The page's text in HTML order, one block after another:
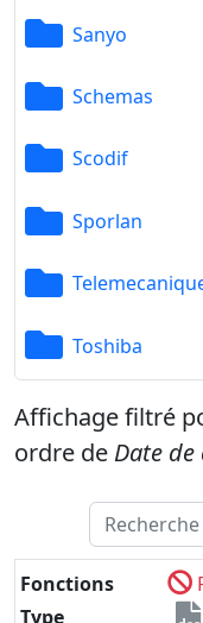
Sanyo
Schemas
Scodif
Sporlan
Toshiba
Affichage filtré
ordre de Date
Fonctions
Type